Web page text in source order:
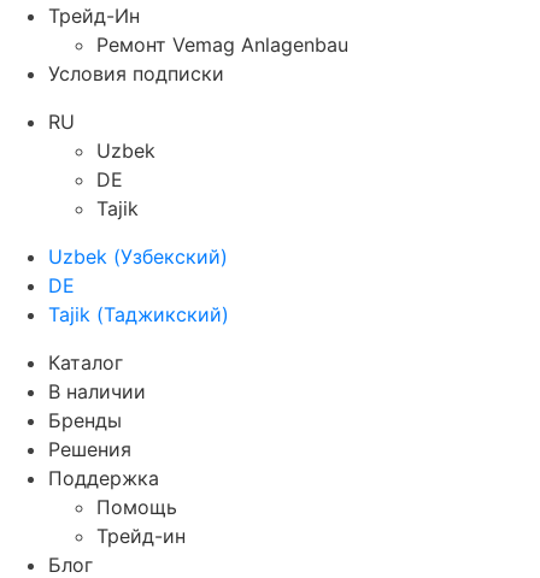
Трейд-Ин
Ремонт Vemag Anlagenbau
Условия подписки
RU
Uzbek
DE
Tajik
Uzbek (Узбекский)
DE
Tajik (Таджикский)
Каталог
В наличии
Бренды
Решения
Поддержка
Помощь
Трейд-ин
Блог